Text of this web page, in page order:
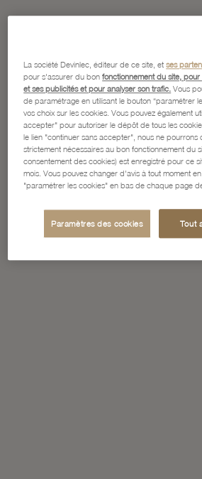
La société Devinlec, éditeur de ce site, etses
pour s'assurer du bonfonctionnement du site,
et ses publicités et pour analyser son trafic. Vous
de paramétrage en utilisant le bouton “paramétrer
vos choix sur les cookies. Vous pouvez également
accepter" pour autoriser le dépôt de tous les
le lien "continuer sans accepter", nous ne
strictement nécessaires au bon fonctionnement du
consentement des cookies) est enregistré pour ce
mois. Vous pouvez changer d'avis à tout moment
"paramétrer les cookies" en bas de chaque page
Paramètres des cookies Tout